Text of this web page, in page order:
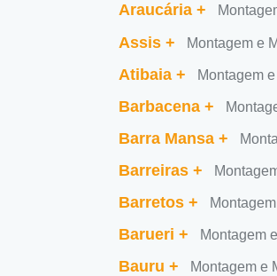
Araucária +
Assis + Montagem e
Atibaia + Montagem
Barbacena +
Barra Mansa +
Barreiras +
Barretos +
Barueri + Montagem
Bauru + Montagem e